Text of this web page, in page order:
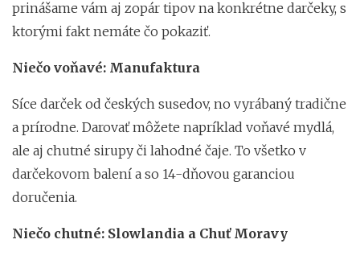
prinášame vám aj zopár tipov na konkrétne darčeky, s
ktorými fakt nemáte čo pokaziť.
Niečo voňavé: Manufaktura
Síce darček od českých susedov, no vyrábaný tradične
a prírodne. Darovať môžete napríklad voňavé mydlá,
ale aj chutné sirupy či lahodné čaje. To všetko v
darčekovom balení a so 14-dňovou garanciou
doručenia.
Niečo chutné: Slowlandia a Chuť Moravy